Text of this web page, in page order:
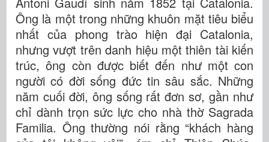
Ông là một trong những khuôn mặt tiêu biểu
nhất của phong trào hiện đại Catalonia,
nhưng vượt trên danh hiệu một thiên tài kiến
trúc, ông còn được biết đến như một con
người có đời sống đức tin sâu sắc. Những
năm cuối đời, ông sống rất đơn sơ, gần như
chỉ dành trọn sức lực cho nhà thờ Sagrada
Familia. Ông thường nói rằng “khách hàng